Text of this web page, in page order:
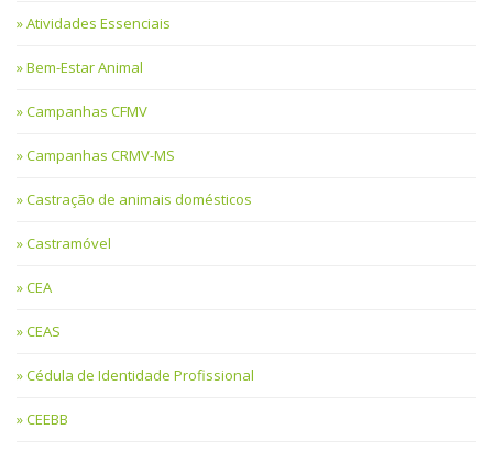
Atividades Essenciais
Bem-Estar Animal
Campanhas CFMV
Campanhas CRMV-MS
Castração de animais domésticos
Castramóvel
CEA
CEAS
Cédula de Identidade Profissional
CEEBB